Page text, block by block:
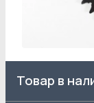
Товар в